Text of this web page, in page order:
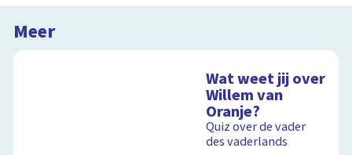
Meer
Wat weet jij over
Willem van
Oranje?
Quiz over de vader
des vaderlands